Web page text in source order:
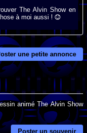
The Alvin Show en
à moi aussi !
une petite annonce
animé The Alvin Show
Poster un souvenir